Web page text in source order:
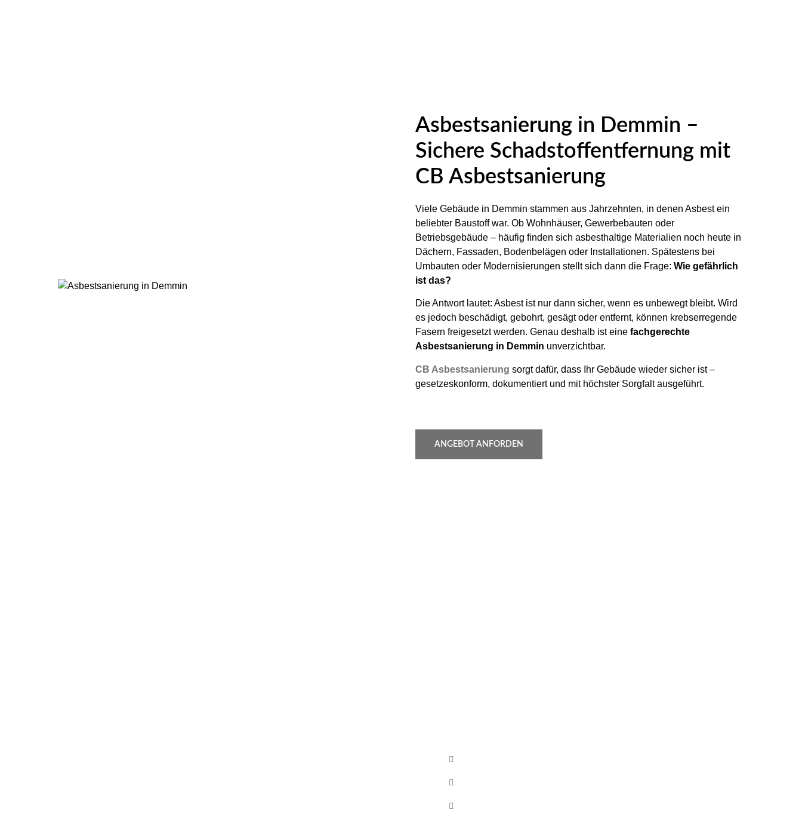
Asbestsanierung in Demmin –
Sichere Schadstoffentfernung mit
CB Asbestsanierung
Viele Gebäude in Demmin stammen aus Jahrzehnten, in denen Asbest ein
beliebter Baustoff war. Ob Wohnhäuser, Gewerbebauten oder
Betriebsgebäude – häufig finden sich asbesthaltige Materialien noch heute in
Dächern, Fassaden, Bodenbelägen oder Installationen. Spätestens bei
Umbauten oder Modernisierungen stellt sich dann die Frage: Wie gefährlich
ist das?
Die Antwort lautet: Asbest ist nur dann sicher, wenn es unbewegt bleibt. Wird
es jedoch beschädigt, gebohrt, gesägt oder entfernt, können krebserregende
Fasern freigesetzt werden. Genau deshalb ist eine fachgerechte
Asbestsanierung in Demmin unverzichtbar.
CB Asbestsanierung sorgt dafür, dass Ihr Gebäude wieder sicher ist –
gesetzeskonform, dokumentiert und mit höchster Sorgfalt ausgeführt.
ANGEBOT ANFORDEN